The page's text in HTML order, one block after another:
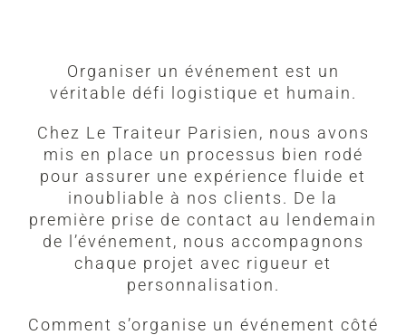
Organiser un événement est un
véritable défi logistique et humain.
Chez Le Traiteur Parisien, nous avons
mis en place un processus bien rodé
pour assurer une expérience fluide et
inoubliable à nos clients. De la
première prise de contact au lendemain
de l’événement, nous accompagnons
chaque projet avec rigueur et
personnalisation.
Comment s’organise un événement côté